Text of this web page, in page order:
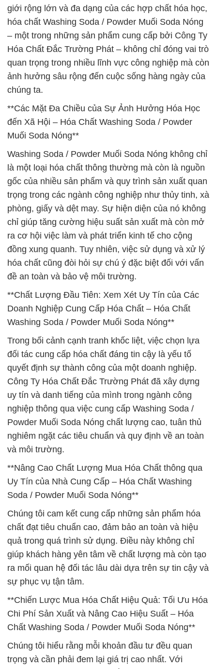
giới rộng lớn và đa dạng của các hợp chất hóa học,
hóa chất Washing Soda / Powder Muối Soda Nóng
– một trong những sản phẩm cung cấp bởi Công Ty
Hóa Chất Đắc Trường Phát – không chỉ đóng vai trò
quan trọng trong nhiều lĩnh vực công nghiệp mà còn
ảnh hưởng sâu rộng đến cuộc sống hàng ngày của
chúng ta.
**Các Mặt Đa Chiều của Sự Ảnh Hưởng Hóa Học
đến Xã Hội – Hóa Chất Washing Soda / Powder
Muối Soda Nóng**
Washing Soda / Powder Muối Soda Nóng không chỉ
là một loại hóa chất thông thường mà còn là nguồn
gốc của nhiều sản phẩm và quy trình sản xuất quan
trọng trong các ngành công nghiệp như thủy tinh, xà
phòng, giấy và dệt may. Sự hiện diện của nó không
chỉ giúp tăng cường hiệu suất sản xuất mà còn mở
ra cơ hội việc làm và phát triển kinh tế cho cộng
đồng xung quanh. Tuy nhiên, việc sử dụng và xử lý
hóa chất cũng đòi hỏi sự chú ý đặc biệt đối với vấn
đề an toàn và bảo vệ môi trường.
**Chất Lượng Đầu Tiên: Xem Xét Uy Tín của Các
Doanh Nghiệp Cung Cấp Hóa Chất – Hóa Chất
Washing Soda / Powder Muối Soda Nóng**
Trong bối cảnh cạnh tranh khốc liệt, việc chọn lựa
đối tác cung cấp hóa chất đáng tin cậy là yếu tố
quyết định sự thành công của một doanh nghiệp.
Công Ty Hóa Chất Đắc Trường Phát đã xây dựng
uy tín và danh tiếng của mình trong ngành công
nghiệp thông qua việc cung cấp Washing Soda /
Powder Muối Soda Nóng chất lượng cao, tuân thủ
nghiêm ngặt các tiêu chuẩn và quy định về an toàn
và môi trường.
**Nâng Cao Chất Lượng Mua Hóa Chất thông qua
Uy Tín của Nhà Cung Cấp – Hóa Chất Washing
Soda / Powder Muối Soda Nóng**
Chúng tôi cam kết cung cấp những sản phẩm hóa
chất đạt tiêu chuẩn cao, đảm bảo an toàn và hiệu
quả trong quá trình sử dụng. Điều này không chỉ
giúp khách hàng yên tâm về chất lượng mà còn tạo
ra mối quan hệ đối tác lâu dài dựa trên sự tin cậy và
sự phục vụ tận tâm.
**Chiến Lược Mua Hóa Chất Hiệu Quả: Tối Ưu Hóa
Chi Phí Sản Xuất và Nâng Cao Hiệu Suất – Hóa
Chất Washing Soda / Powder Muối Soda Nóng**
Chúng tôi hiểu rằng mỗi khoản đầu tư đều quan
trọng và cần phải đem lại giá trị cao nhất. Với